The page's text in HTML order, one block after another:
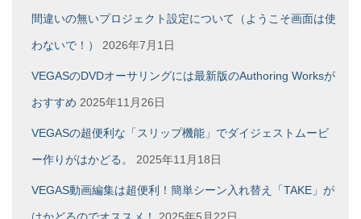
ブ間違いの無いプロジェクト設定について（ようこそ画面は使
わないで！） 2026年7月1日
VEGASのDVDオーサリングには最新版のAuthoring Worksが
おすすめ 2025年11月26日
VEGASの超便利な「スリップ機能」でダイジェストムービ
ー作りがはかどる。 2025年11月18日
VEGAS動画編集は超便利！簡単シーン入れ替え「TAKE」が